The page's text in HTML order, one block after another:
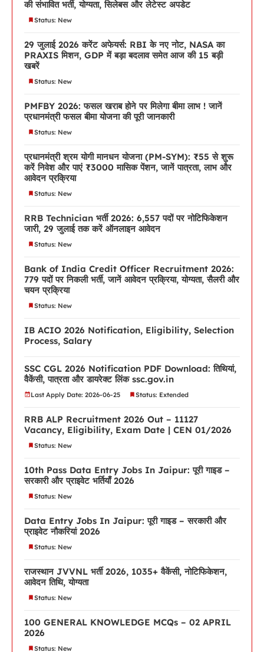
की संभावित भर्ती, योग्यता, सिलेबस और लेटेस्ट अपडेट
Status: New
29 जुलाई 2026 करेंट अफेयर्स: RBI के नए नोट, NASA का
PRAXIS मिशन, GDP में बड़ा बदलाव समेत आज की 15 बड़ी
खबरें
Status: New
PMFBY 2026: फसल खराब होने पर मिलेगा बीमा लाभ ! जानें
प्रधानमंत्री फसल बीमा योजना की पूरी जानकारी
Status: New
प्रधानमंत्री श्रम योगी मानधन योजना (PM-SYM): ₹55 से शुरू
करें निवेश और पाएं ₹3000 मासिक पेंशन, जानें पात्रता, लाभ और
आवेदन प्रक्रिया
Status: New
RRB Technician भर्ती 2026: 6,557 पदों पर नोटिफिकेशन
जारी, 29 जुलाई तक करें ऑनलाइन आवेदन
Status: New
Bank of India Credit Officer Recruitment 2026:
779 पदों पर निकली भर्ती, जानें आवेदन प्रक्रिया, योग्यता, सैलरी और
चयन प्रक्रिया
Status: New
IB ACIO 2026 Notification, Eligibility, Selection
Process, Salary
SSC CGL 2026 Notification PDF Download: तिथियां,
वैकेंसी, पात्रता और डायरेक्ट लिंक ssc.gov.in
Last Apply Date: 2026-06-25 Status: Extended
RRB ALP Recruitment 2026 Out – 11127
Vacancy, Eligibility, Exam Date | CEN 01/2026
Status: New
10th Pass Data Entry Jobs In Jaipur: पूरी गाइड –
सरकारी और प्राइवेट भर्तियाँ 2026
Status: New
Data Entry Jobs In Jaipur: पूरी गाइड – सरकारी और
प्राइवेट नौकरियां 2026
Status: New
राजस्थान JVVNL भर्ती 2026, 1035+ वैकेंसी, नोटिफिकेशन,
आवेदन तिथि, योग्यता
Status: New
100 GENERAL KNOWLEDGE MCQs – 02 APRIL
2026
Status: New